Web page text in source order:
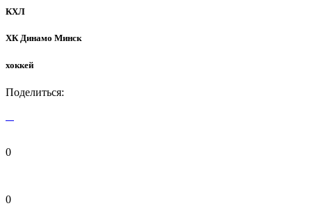
КХЛ
ХК Динамо Минск
хоккей
Поделиться:
0
0